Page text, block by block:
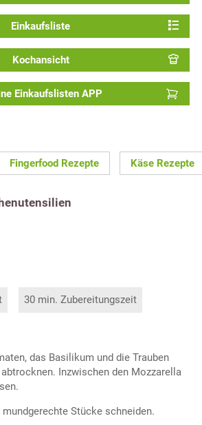
Einkaufsliste
Kochansicht
Einkaufslisten APP
Fingerfood Rezepte Käse Rezepte
30 min. Zubereitungszeit
das Basilikum und die Trauben
Inzwischen den Mozzarella
mundgerechte Stücke schneiden.